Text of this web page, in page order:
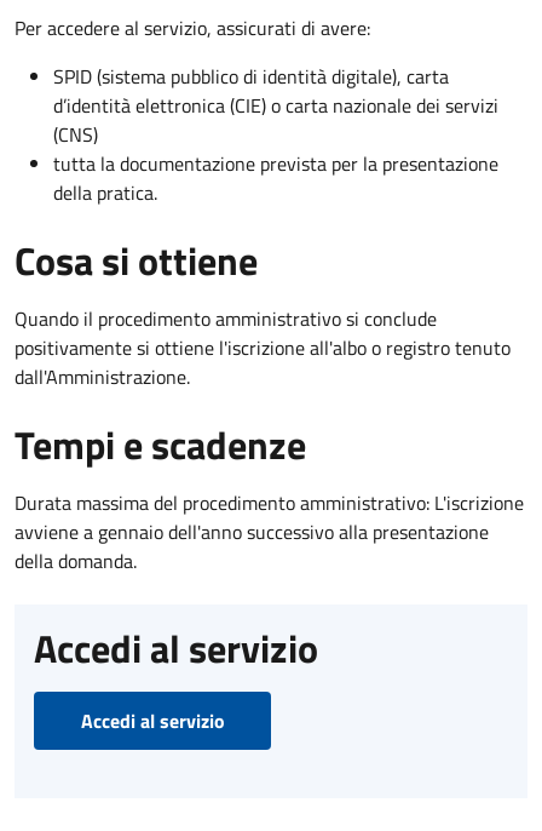
Per accedere al servizio, assicurati di avere:
SPID (sistema pubblico di identità digitale), carta
d’identità elettronica (CIE) o carta nazionale dei servizi
(CNS)
tutta la documentazione prevista per la presentazione
della pratica.
Cosa si ottiene
Quando il procedimento amministrativo si conclude
positivamente si ottiene l'iscrizione all'albo o registro tenuto
dall'Amministrazione.
Tempi e scadenze
Durata massima del procedimento amministrativo: L'iscrizione
avviene a gennaio dell'anno successivo alla presentazione
della domanda.
Accedi al servizio
Accedi al servizio